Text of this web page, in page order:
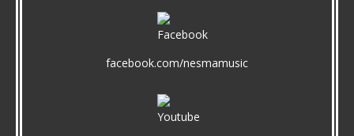
facebook.com/nesmamusic